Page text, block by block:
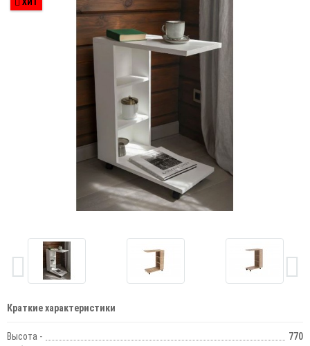
ХИТ
Краткие характеристики
Высота -
770